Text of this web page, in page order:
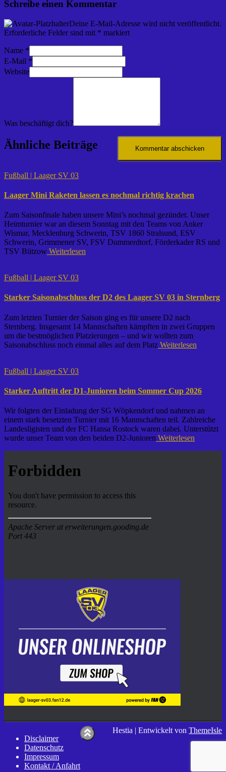
Schreibe einen Kommentar
Deine E-Mail-Adresse wird nicht veröffentlicht.
Erforderliche Felder sind mit * markiert
Name *
E-Mail *
Website
Was beschäftigt dich?
Ähnliche Beiträge
Fußball | Laager SV 03
Laager Mini Raketen lassen es nochmal richtig krachen
Zum Saisonfinale haben unsere Mini’s nochmal gezündet. Unser
Heimturnier war an diesem Sonntag mit den Teams von Anker
Wismar, Mecklenburg Schwerin, TSV 1860 Stralsund, ESV
Schwerin, Grimmener SV, FSV Dummerdtorf, Förderkader RS und
TSV Bützow Weiterlesen
Fußball | Laager SV 03
Starker Saisonabschluss der D2 des Laager SV 03 in Sternberg
Zum letzten Turnier der Saison ging es für unsere D2 nach
Sternberg. Insgesamt 14 Mannschaften kämpften in zwei Gruppen
um die bestmöglichen Platzierungen – und wir wollten zum
Saisonabschluss noch einmal alles auf dem Platz Weiterlesen
Fußball | Laager SV 03
Starker Auftritt der D1-Junioren beim Sommer Cup 2026
Wir folgten der Einladung der SG Wöpkendorf und nahmen an
einem stark besetzten Turnier mit 16 Mannschaften teil. Zahlreiche
Landesligisten und der FC Hansa Rostock waren dabei. Unterstützt
wurde unser Team von den beiden D2-Junioren Weiterlesen
Disclaimer
Datenschutz
Impressum
Kontakt / Anfahrt
Hestia | Entwickelt von ThemeIsle